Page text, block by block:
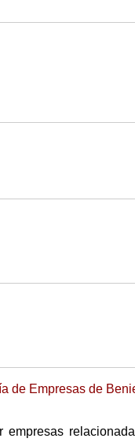
de Empresas de
empresas